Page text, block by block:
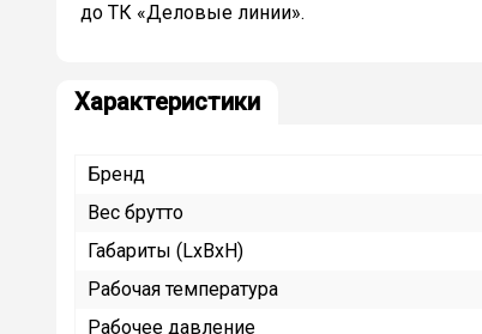
до ТК «Деловые линии».
Характеристики
Бренд
Вес брутто
Габариты (LxBxH)
Рабочая температура
Рабочее давление